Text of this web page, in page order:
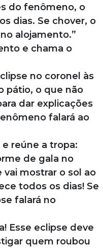
do fenômeno, o
dias. Se chover, o
alojamento.”
e chama o
no coronel às
pátio, o que não
dar explicações
falará ao
e reúne a tropa:
de gala no
vai mostrar o sol ao
todos os dias! Se
falará no
Esse eclipse deve
quem roubou